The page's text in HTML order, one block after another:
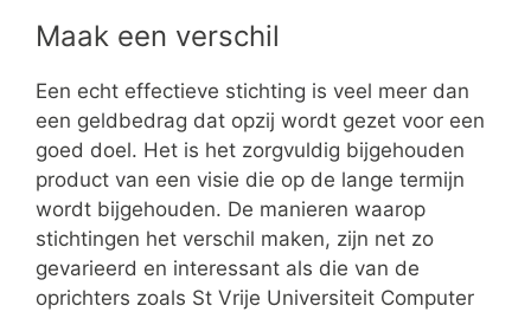
Maak een verschil
Een echt effectieve stichting is veel meer dan
een geldbedrag dat opzij wordt gezet voor een
goed doel. Het is het zorgvuldig bijgehouden
product van een visie die op de lange termijn
wordt bijgehouden. De manieren waarop
stichtingen het verschil maken, zijn net zo
gevarieerd en interessant als die van de
oprichters zoals St Vrije Universiteit Computer